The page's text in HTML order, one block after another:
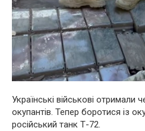
Українські військові отримали
окупантів. Тепер боротися із
російський танк Т-72.